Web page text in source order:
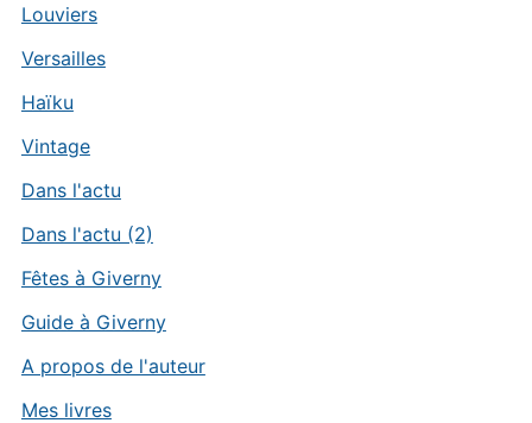
Louviers
Versailles
Haïku
Vintage
Dans l'actu
Dans l'actu (2)
Fêtes à Giverny
Guide à Giverny
A propos de l'auteur
Mes livres